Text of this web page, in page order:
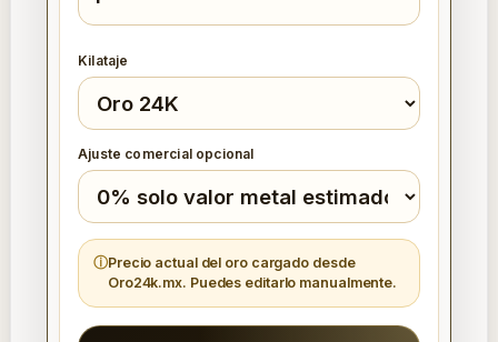
Kilataje
Ajuste comercial opcional
Precio actual del oro cargado desde
Oro24k.mx. Puedes editarlo manualmente.